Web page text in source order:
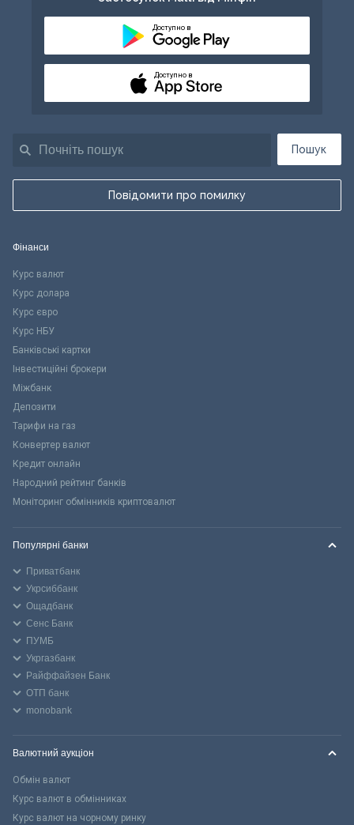
Пошук
Повідомити про помилку
Доступно в
Доступно в
Фінанси
Курс валют
Курс долара
Курс євро
Курс НБУ
Банківські картки
Інвестиційні брокери
Міжбанк
Депозити
Тарифи на газ
Конвертер валют
Кредит онлайн
Народний рейтинг банків
Моніторинг обмінників криптовалют
Популярні банки
Приватбанк
Укрсиббанк
Ощадбанк
Сенс Банк
ПУМБ
Укргазбанк
Райффайзен Банк
ОТП банк
monobank
Валютний аукціон
Обмін валют
Курс валют в обмінниках
Курс валют на чорному ринку